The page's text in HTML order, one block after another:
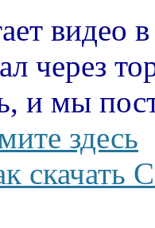
видео
через
и мы
здесь
скачать